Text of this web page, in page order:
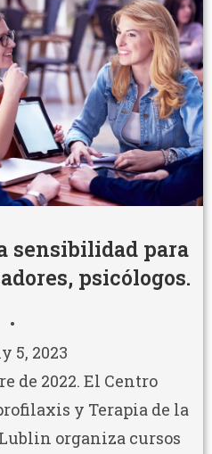
sensibilidad para
psicólogos.
•
5, 2023
de 2022. El Centro
y Terapia de la
organiza cursos